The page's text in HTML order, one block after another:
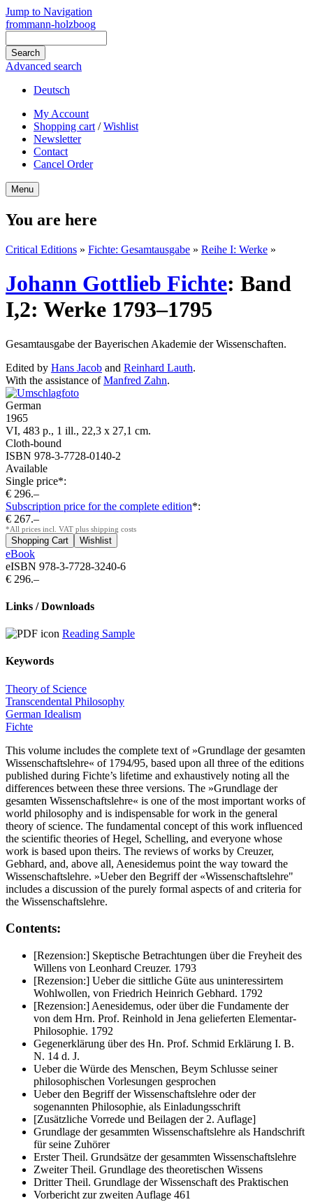
Jump to Navigation
frommann-holzboog
Advanced search
Deutsch
My Account
Shopping cart /Wishlist
Newsletter
Contact
Cancel Order
Menu
You are here
Critical Editions » Fichte: Gesamtausgabe » Reihe I: Werke »
Johann Gottlieb Fichte: Band
I,2: Werke 1793–1795
Gesamtausgabe der Bayerischen Akademie der Wissenschaften.
Edited by Hans Jacob and Reinhard Lauth.
With the assistance ofManfred Zahn.
German
1965
VI, 483 p., 1 ill., 22,3 x 27,1 cm.
Cloth-bound
ISBN 978-3-7728-0140-2
Available
Single price*:
€ 296.–
Subscription price for the complete edition*:
€ 267.–
*All prices incl. VAT plus shipping costs
eBook
eISBN 978-3-7728-3240-6
€ 296.–
Links / Downloads
Reading Sample
Keywords
Theory of Science
Transcendental Philosophy
German Idealism
Fichte
This volume includes the complete text of »Grundlage der gesamten
Wissenschaftslehre« of 1794/95, based upon all three of the editions
published during Fichte’s lifetime and exhaustively noting all the
differences between these three versions. The »Grundlage der
gesamten Wissenschaftslehre« is one of the most important works of
world philosophy and is indispensable for work in the general
theory of science. The fundamental concept of this work influenced
the scientific theories of Hegel, Schelling, and everyone whose
work is based upon theirs. The reviews of works by Creuzer,
Gebhard, and, above all, Aenesidemus point the way toward the
Wissenschaftslehre. »Ueber den Begriff der «Wissenschaftslehre"
includes a discussion of the purely formal aspects of and criteria for
the Wissenschaftslehre.
Contents:
[Rezension:] Skeptische Betrachtungen über die Freyheit des
Willens von Leonhard Creuzer. 1793
[Rezension:] Ueber die sittliche Güte aus uninteressirtem
Wohlwollen, von Friedrich Heinrich Gebhard. 1792
[Rezension:] Aenesidemus, oder über die Fundamente der
von dem Hrn. Prof. Reinhold in Jena gelieferten Elementar‐
Philosophie. 1792
Gegenerklärung über des Hn. Prof. Schmid Erklärung I. B.
N. 14 d. J.
Ueber die Würde des Menschen, Beym Schlusse seiner
philosophischen Vorlesungen gesprochen
Ueber den Begriff der Wissenschaftslehre oder der
sogenannten Philosophie, als Einladungsschrift
[Zusätzliche Vorrede und Beilagen der 2. Auflage]
Grundlage der gesammten Wissenschaftslehre als Handschrift
für seine Zuhörer
Erster Theil. Grundsätze der gesammten Wissenschaftslehre
Zweiter Theil. Grundlage des theoretischen Wissens
Dritter Theil. Grundlage der Wissenschaft des Praktischen
Vorbericht zur zweiten Auflage 461